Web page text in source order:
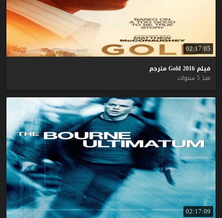
02:17:05
فيلم Gold 2016
مترجم
منذ 5 سنوات
02:17:09